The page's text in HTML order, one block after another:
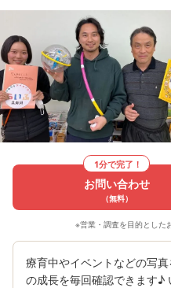
1分で完了！
お問い合わせ
（無料）
※営業・調査を目的とした
療育中やイベントなどの写
の成長を毎回確認できます♪